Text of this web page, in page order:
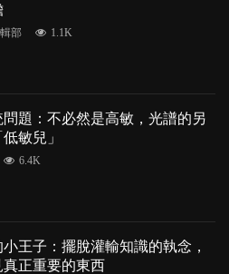
部 1.1K
題：不必然是高敏，光譜的另
敏兒」
6.4K
王子：擺脫灌輸知識的執念，
真正重要的東西